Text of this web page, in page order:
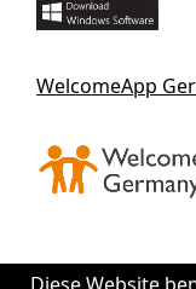
WelcomeApp